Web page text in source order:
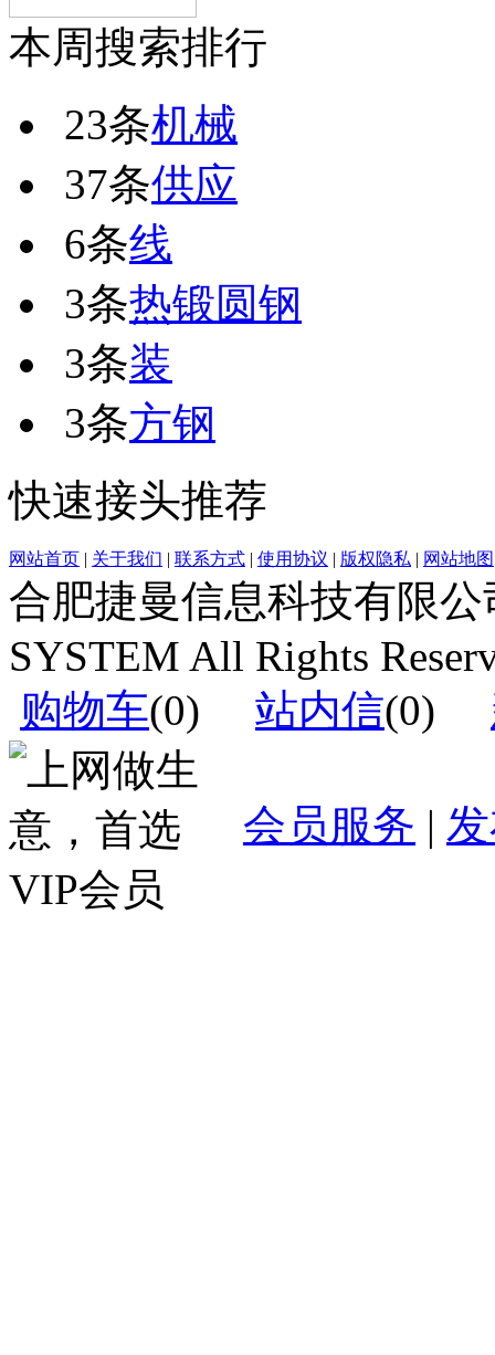
本周搜索排行
23条机械
37条供应
6条线
3条热锻圆钢
3条装
3条方钢
快速接头推荐
网站首页 关于我们 联系方式 使用协议 版权隐私 网站地图
合肥捷曼信息科技有限公
SYSTEM All Rights
购物车(0) 站内信(0)
会员服务 |